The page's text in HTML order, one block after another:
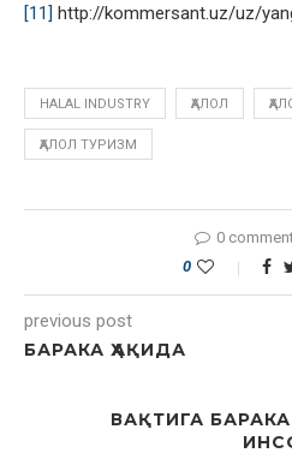
[11] http://kommersant.uz/uz/
HALAL INDUSTRY ҲАЛОЛ
ҲАЛОЛ ТУРИЗМ
0
0
previous post
БАРАКА ҲАҚИДА
ВАҚТИГА